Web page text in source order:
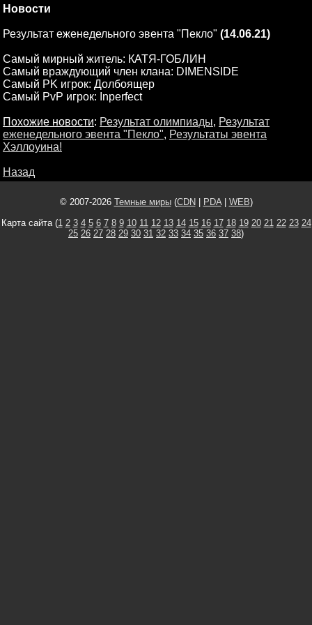
Новости
Результат еженедельного эвента "Пекло" (14.06.21)
Самый мирный житель: КАТЯ-ГОБЛИН
Самый враждующий член клана: DIMENSIDE
Самый PK игрок: Долбоящер
Самый PvP игрок: Inperfect
Похожие новости: Результат олимпиады, Результат
еженедельного эвента "Пекло", Результаты эвента
Хэллоуина!
Назад
© 2007-2026 Темные миры(CDN PDA| WEB)
Карта сайта (1 2 3 4 5 6 7 8 9 10 11 12 13 14 15 16 17 18 19 20 21 22 23 24
25 26 27 28 29 30 31 32 33 34 35 36 37 38)